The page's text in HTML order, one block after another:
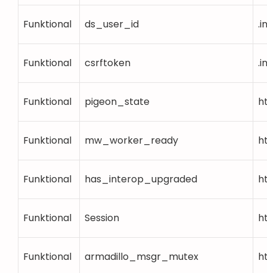
Funktional ds_user_id
Funktional csrftoken
Funktional pigeon_state
Funktional mw_worker_ready
Funktional has_interop_upgraded
Funktional Session
Funktional armadillo_msgr_mutex